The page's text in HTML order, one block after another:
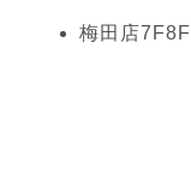
梅田 店7 F8F